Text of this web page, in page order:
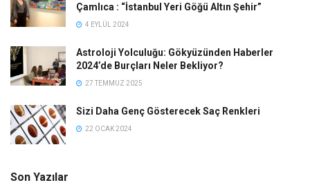
Çamlıca : “İstanbul Yeri Göğü Altın Şehir”
4 EYLÜL 2024
Astroloji Yolculuğu: Gökyüzünden Haberler
2024’de Burçları Neler Bekliyor?
27 TEMMUZ 2025
Sizi Daha Genç Gösterecek Saç Renkleri
22 OCAK 2024
Son Yazılar